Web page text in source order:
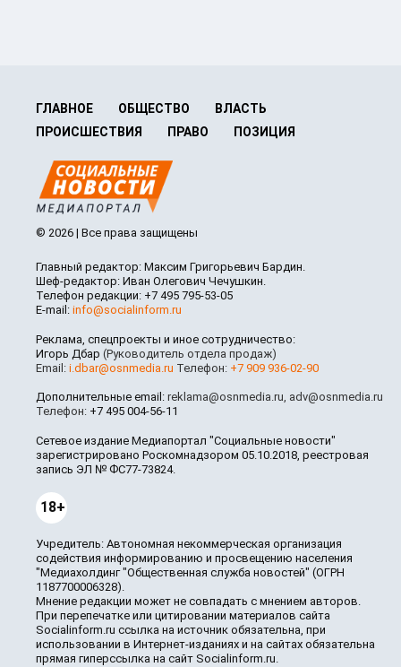
ГЛАВНОЕ ОБЩЕСТВО
ВЛАСТЬ
ПРОИСШЕСТВИЯ
ПРАВО ПОЗИЦИЯ
© 2026 | Все права защищены
Главный редактор: Максим Григорьевич Бардин.
Шеф-редактор: Иван Олегович Чечушкин.
Телефон редакции: +7 495 795-53-05
E-mail: info@socialinform.ru
Реклама, спецпроекты и иное сотрудничество:
Игорь Дбар (Руководитель отдела продаж)
Email: i.dbar@osnmedia.ru Телефон: +7 909 936-02-90
Дополнительные email: reklama@osnmedia.ru, adv@osnmedia.ru
Телефон: +7 495 004-56-11
Сетевое издание Медиапортал "Социальные новости"
зарегистрировано Роскомнадзором 05.10.2018, реестровая
запись ЭЛ № ФС77-73824.
18+
Учредитель: Автономная некоммерческая организация
содействия информированию и просвещению населения
"Медиахолдинг "Общественная служба новостей" (ОГРН
1187700006328).
Мнение редакции может не совпадать с мнением авторов.
При перепечатке или цитировании материалов сайта
Socialinform.ru ссылка на источник обязательна, при
использовании в Интернет-изданиях и на сайтах обязательна
прямая гиперссылка на сайт Socialinform.ru.